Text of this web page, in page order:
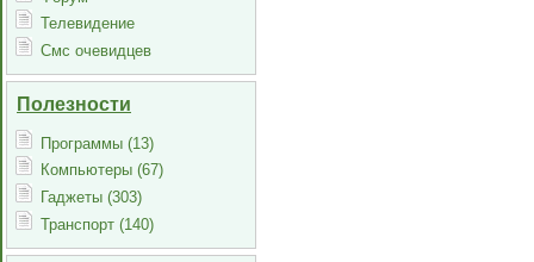
Телевидение
Смс очевидцев
Полезности
Программы (13)
Компьютеры (67)
Гаджеты (303)
Транспорт (140)